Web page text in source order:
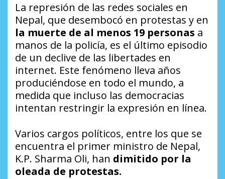
La represión de las redes sociales en
Nepal, que desembocó en protestas y en
la muerte de al menos 19 personas a
manos de la policía, es el último episodio
de un declive de las libertades en
internet. Este fenómeno lleva años
produciéndose en todo el mundo, a
medida que incluso las democracias
intentan restringir la expresión en línea.
Varios cargos políticos, entre los que se
encuentra el primer ministro de Nepal,
K.P. Sharma Oli, han dimitido por la
oleada de protestas.